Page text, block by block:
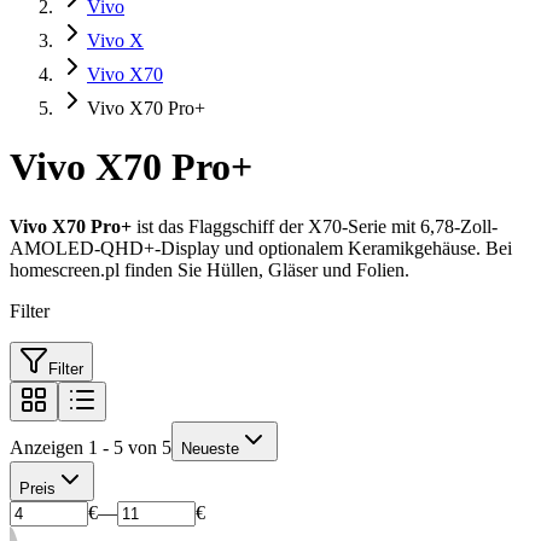
Vivo
Vivo X
Vivo X70
Vivo X70 Pro+
Vivo X70 Pro+
Vivo X70 Pro+ ist das Flaggschiff der X70-Serie mit 6,78-Zoll-
AMOLED-QHD+-Display und optionalem Keramikgehäuse. Bei
homescreen.pl finden Sie Hüllen, Gläser und Folien.
Filter
Filter
Anzeigen 1 - 5 von 5 Neueste
Preis
€— €